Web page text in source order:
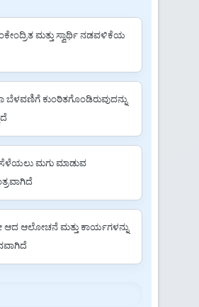
ಮತ್ತು ಸ್ವಾರ್ಥಿ ನಡವಳಿಕೆಯ
ಬೆಳವಣಿಗೆ ಕುಂಠಿತಗೊಂಡಿರುವುದನ್ನು
ಮಗು ಮಾಡುವ
ಆದ ಆಲೋಚನೆ ಮತ್ತು ಕಾರ್ಯಗಳನ್ನು